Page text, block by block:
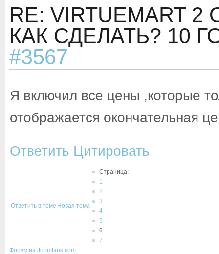
RE: VIRTUEMART
КАК СДЕЛАТЬ? 10
#3567
Я включил все цены ,которые
отображается окончательная
Ответить Цитировать
Ответить в теме Новая тема
Страница:
1
2
3
4
5
6
7
Форум на Joomfans.com